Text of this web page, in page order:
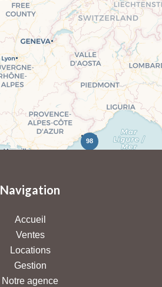
98
Navigation
Accueil
Ventes
Locations
Gestion
Notre agence